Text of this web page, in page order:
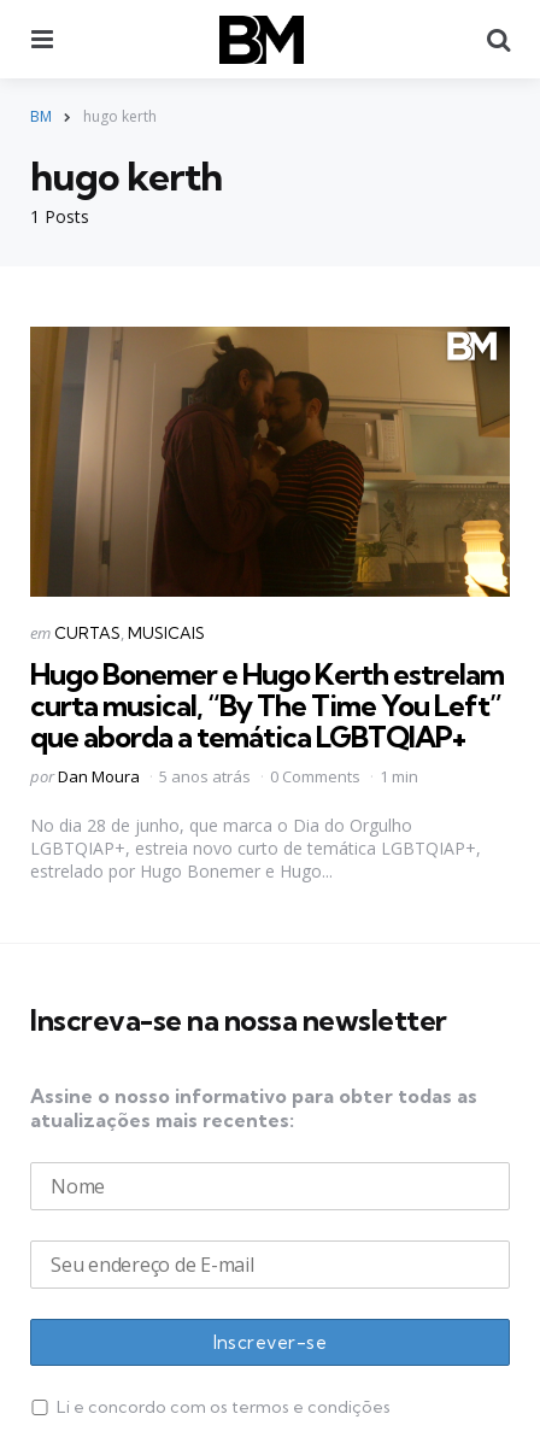
BM hugo kerth
1 Posts
hugo kerth
Categorias
Postado
em CURTAS MUSICAIS
Hugo Bonemer e Hugo Kerth estrelam
curta musical, “By The Time You Left”
que aborda a temática LGBTQIAP+
Postado
porDan Moura 5 anos atrás 0 Comments 1 min
No dia 28 de junho, que marca o Dia do Orgulho
LGBTQIAP+, estreia novo curto de temática LGBTQIAP+,
estrelado por Hugo Bonemer e Hugo...
Inscreva-se na nossa newsletter
Assine o nosso informativo para obter todas as
atualizações mais recentes:
Li e concordo com os termos e condições